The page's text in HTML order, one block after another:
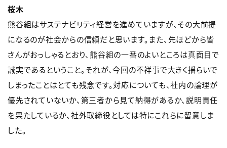
桜木
熊谷組はサステナビリティ経営を進めていますが、その大前提
になるのが社会からの信頼だと思います。また、先ほどから皆
さんがおっしゃるとおり、熊谷組の一番のよいところは真面目で
誠実であるということ。それが、今回の不祥事で大きく揺らいで
しまったことはとても残念です。対応についても、社内の論理が
優先されていないか、第三者から見て納得があるか、説明責任
を果たしているか、社外取締役としては特にこれらに留意しま
した。